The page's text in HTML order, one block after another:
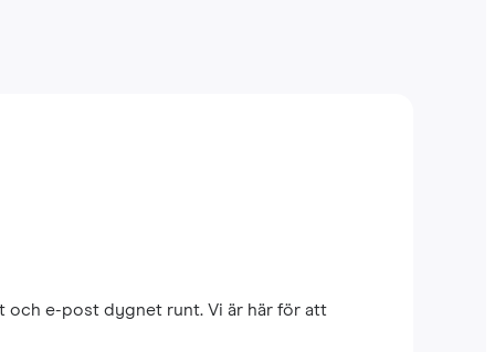
och e-post dygnet runt. Vi är här för att